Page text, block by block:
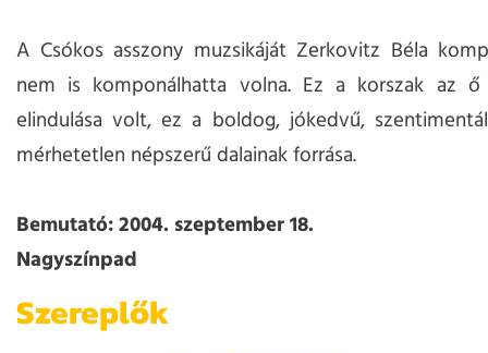
A Csókos asszony muzsikáját Zerkovitz Béla
nem is komponálhatta volna. Ez a korszak az ő
elindulása volt, ez a boldog, jókedvű,
mérhetetlen népszerű dalainak forrása.
Bemutató: 2004. szeptember 18.
Nagyszínpad
Szereplők